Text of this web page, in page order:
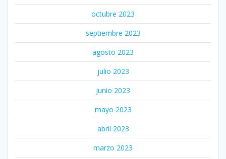
octubre 2023
septiembre 2023
agosto 2023
julio 2023
junio 2023
mayo 2023
abril 2023
marzo 2023